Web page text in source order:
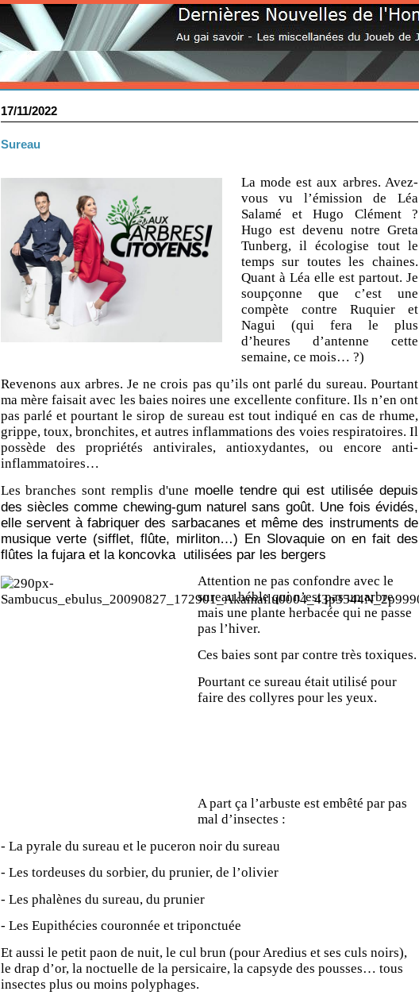
17/11/2022
Sureau
La mode est aux arbres. Avez-
vous vu l’émission de Léa
Salamé et Hugo Clément ?
Hugo est devenu notre Greta
Tunberg, il écologise tout le
temps sur toutes les chaines.
Quant à Léa elle est partout. Je
soupçonne que c’est une
compète contre Ruquier et
Nagui (qui fera le plus
d’heures d’antenne cette
semaine, ce mois… ?)
Revenons aux arbres. Je ne crois pas qu’ils ont parlé du sureau. Pourtant
ma mère faisait avec les baies noires une excellente confiture. Ils n’en ont
pas parlé et pourtant le sirop de sureau est tout indiqué en cas de rhume,
grippe, toux, bronchites, et autres inflammations des voies respiratoires. Il
possède des propriétés antivirales, antioxydantes, ou encore anti-
inflammatoires…
Les branches sont remplis d'une moelletendre qui est utilisée depuis
des siècles comme chewing-gum naturel sans goût. Une fois évidés,
elle servent à fabriquer des sarbacanes et même des instruments de
musique verte (sifflet,flûte, mirliton…) En Slovaquie on en fait des
flûtes la fujaraet la koncovkautilisées par les bergers
Attention ne pas confondre avec le
sureau héble qui n’est pas un arbre
mais une plante herbacée qui ne passe
pas l’hiver.
Ces baies sont par contre très toxiques.
Pourtant ce sureau était utilisé pour
faire des collyres pour les yeux.
A part ça l’arbuste est embêté par pas
mal d’insectes :
- La pyrale du sureau et le puceron noir du sureau
- Les tordeuses du sorbier, du prunier, de l’olivier
- Les phalènes du sureau, du prunier
- Les Eupithécies couronnée et triponctuée
Et aussi le petit paon de nuit, le cul brun (pour Aredius et ses culs noirs),
le drap d’or, la noctuelle de la persicaire, la capsyde des pousses… tous
insectes plus ou moins polyphages.